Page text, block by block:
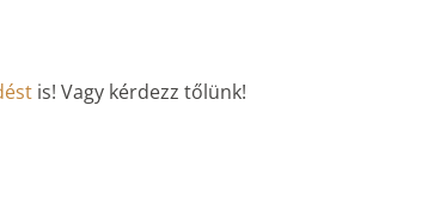
is! Vagy kérdezz tőlünk!